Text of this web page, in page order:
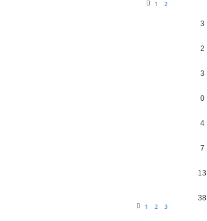
1 2
3
2
3
0
4
7
13
1 2 3
38